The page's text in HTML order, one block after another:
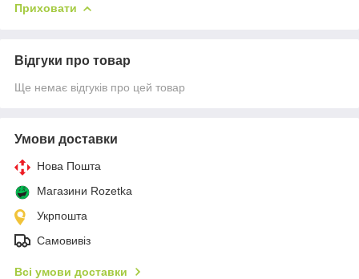
Приховати
Відгуки про товар
Ще немає відгуків про цей товар
Умови доставки
Нова Пошта
Магазини Rozetka
Укрпошта
Самовивіз
Всі умови доставки